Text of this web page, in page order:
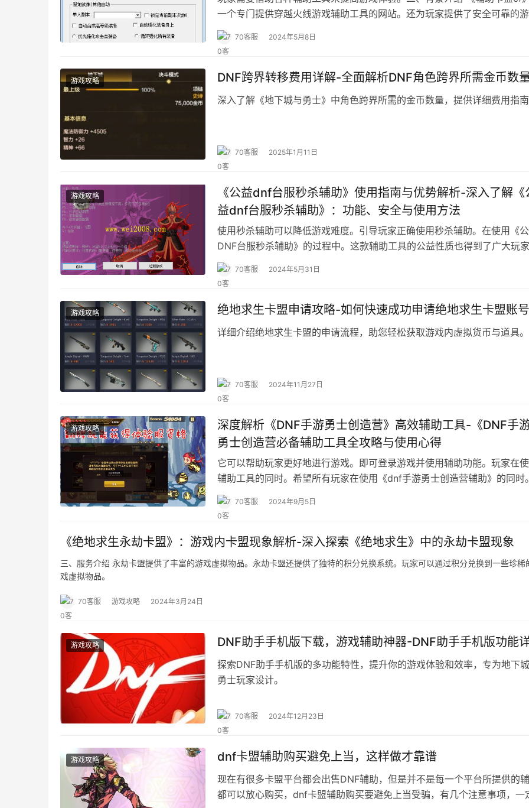
一个专门提供穿越火线游戏辅助工具的网站。还为玩家提供了安全可靠的游
环境。
70客服 2024年5月8日
游戏攻略 DNF跨界转移费用详解-全面解析DNF角色跨界所需金币数
深入了解《地下城与勇士》中角色跨界所需的金币数量，提供详细费用指南
70客服 2025年1月11日
游戏攻略
《公益dnf台服秒杀辅助》使用指南与优势解析-深入了解《
益dnf台服秒杀辅助》：功能、安全与使用方法
使用秒杀辅助可以降低游戏难度。引导玩家正确使用秒杀辅助。在使用《
DNF台服秒杀辅助》的过程中。这款辅助工具的公益性质也得到了广大玩
赞赏。
70客服 2024年5月31日
游戏攻略 绝地求生卡盟申请攻略-如何快速成功申请绝地求生卡盟账号
详细介绍绝地求生卡盟的申请流程，助您轻松获取游戏内虚拟货币与道具。
70客服 2024年11月27日
游戏攻略
深度解析《DNF手游勇士创造营》高效辅助工具-《DNF手游
勇士创造营必备辅助工具全攻略与使用心得
它可以帮助玩家更好地进行游戏。即可登录游戏并使用辅助功能。玩家在
辅助工具的同时。希望所有玩家在使用《dnf手游勇士创造营辅助》的同时。
70客服 2024年9月5日
《绝地求生永劫卡盟》：游戏内卡盟现象解析-深入探索《绝地求生》中的永劫卡盟现象
三、服务介绍 永劫卡盟提供了丰富的游戏虚拟物品。永劫卡盟还提供了独特的积分兑换系统。玩家可以通过积分兑换到一些珍稀
戏虚拟物品。
70客服 游戏攻略 2024年3月24日
游戏攻略 DNF助手手机版下载，游戏辅助神器-DNF助手手机版功能
探索DNF助手手机版的多功能特性，提升你的游戏体验和效率，专为地下
勇士玩家设计。
70客服 2024年12月23日
游戏攻略 dnf卡盟辅助购买避免上当，这样做才靠谱
现在有很多卡盟平台都会出售DNF辅助，但是并不是每一个平台所提供的
都可以放心购买，dnf卡盟辅助购买要避免上当受骗，有几个注意事项，一